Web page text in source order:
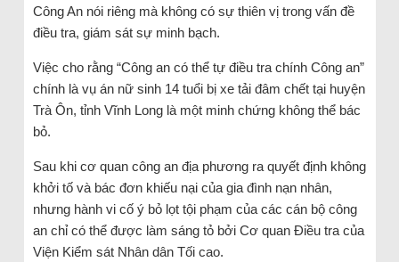
Công An nói riêng mà không có sự thiên vị trong vấn đề
điều tra, giám sát sự minh bạch.
Việc cho rằng “Công an có thể tự điều tra chính Công an”
chính là vụ án nữ sinh 14 tuổi bị xe tải đâm chết tại huyện
Trà Ôn, tỉnh Vĩnh Long là một minh chứng không thể bác
bỏ.
Sau khi cơ quan công an địa phương ra quyết định không
khởi tố và bác đơn khiếu nại của gia đình nạn nhân,
nhưng hành vi cố ý bỏ lọt tội phạm của các cán bộ công
an chỉ có thể được làm sáng tỏ bởi Cơ quan Điều tra của
Viện Kiểm sát Nhân dân Tối cao.